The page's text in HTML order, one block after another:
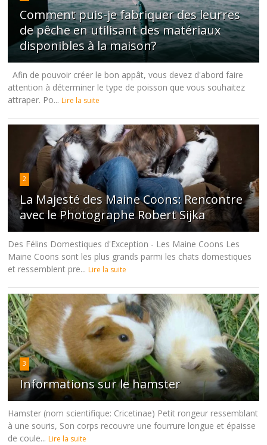
Comment puis-je fabriquer des leurres
de pêche en utilisant des matériaux
disponibles à la maison?
Afin de pouvoir créer le bon appât, vous devez d'abord faire
attention à déterminer le type de poisson que vous souhaitez
attraper. Po... Lire la suite
2
La Majesté des Maine Coons: Rencontre
avec le Photographe Robert Sijka
Des Félins Domestiques d'Exception - Les Maine Coons Les
Maine Coons sont les plus grands parmi les chats domestiques
et ressemblent pre... Lire la suite
3
Informations sur le hamster
Hamster (nom scientifique: Cricetinae) Petit rongeur ressemblant
à une souris, Son corps recouvre une fourrure longue et épaisse
de coule... Lire la suite